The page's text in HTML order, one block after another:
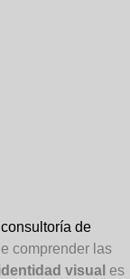
consultoría de
comprender las
visual es